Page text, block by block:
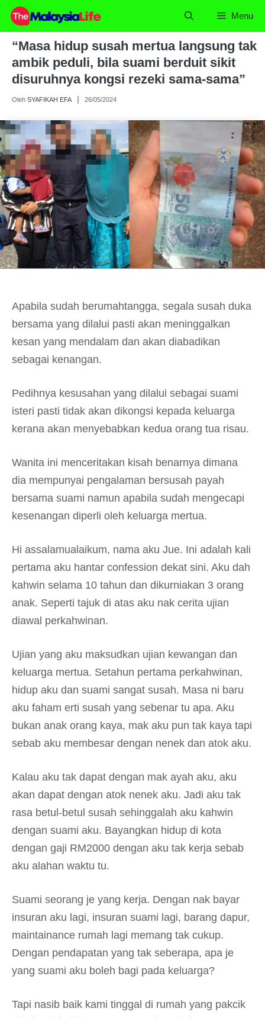
Skip
content
Menu
“Masa hidup susah mertua langsung tak
ambik peduli, bila suami berduit sikit
disuruhnya kongsi rezeki sama-sama”
Oleh SYAFIKAH EFA 26/05/2024
Apabila sudah berumahtangga, segala susah duka
bersama yang dilalui pasti akan meninggalkan
kesan yang mendalam dan akan diabadikan
sebagai kenangan.
Pedihnya kesusahan yang dilalui sebagai suami
isteri pasti tidak akan dikongsi kepada keluarga
kerana akan menyebabkan kedua orang tua risau.
Wanita ini menceritakan kisah benarnya dimana
dia mempunyai pengalaman bersusah payah
bersama suami namun apabila sudah mengecapi
kesenangan diperli oleh keluarga mertua.
Hi assalamualaikum, nama aku Jue. Ini adalah kali
pertama aku hantar confession dekat sini. Aku dah
kahwin selama 10 tahun dan dikurniakan 3 orang
anak. Seperti tajuk di atas aku nak cerita ujian
diawal perkahwinan.
Ujian yang aku maksudkan ujian kewangan dan
keluarga mertua. Setahun pertama perkahwinan,
hidup aku dan suami sangat susah. Masa ni baru
aku faham erti susah yang sebenar tu apa. Aku
bukan anak orang kaya, mak aku pun tak kaya tapi
sebab aku membesar dengan nenek dan atok aku.
Kalau aku tak dapat dengan mak ayah aku, aku
akan dapat dengan atok nenek aku. Jadi aku tak
rasa betul-betul susah sehinggalah aku kahwin
dengan suami aku. Bayangkan hidup di kota
dengan gaji RM2000 dengan aku tak kerja sebab
aku alahan waktu tu.
Suami seorang je yang kerja. Dengan nak bayar
insuran aku lagi, insuran suami lagi, barang dapur,
maintainance rumah lagi memang tak cukup.
Dengan pendapatan yang tak seberapa, apa je
yang suami aku boleh bagi pada keluarga?
Tapi nasib baik kami tinggal di rumah yang pakcik